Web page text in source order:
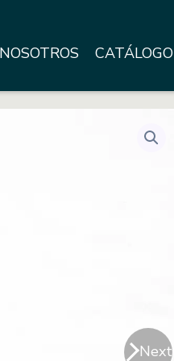
NOSOTROS CATÁLOGO
Next